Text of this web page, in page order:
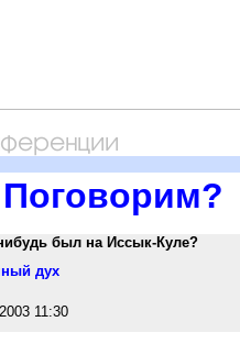
Поговорим?
был на Иссык-Куле?
дух
11:30